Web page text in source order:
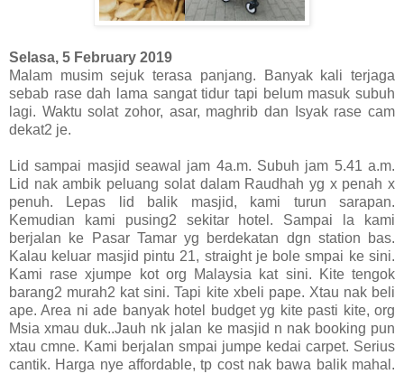
Selasa, 5 February 2019
Malam musim sejuk terasa panjang. Banyak kali terjaga
sebab rase dah lama sangat tidur tapi belum masuk subuh
lagi. Waktu solat zohor, asar, maghrib dan Isyak rase cam
dekat2 je.
Lid sampai masjid seawal jam 4a.m. Subuh jam 5.41 a.m.
Lid nak ambik peluang solat dalam Raudhah yg x penah x
penuh. Lepas lid balik masjid, kami turun sarapan.
Kemudian kami pusing2 sekitar hotel. Sampai la kami
berjalan ke Pasar Tamar yg berdekatan dgn station bas.
Kalau keluar masjid pintu 21, straight je bole smpai ke sini.
Kami rase xjumpe kot org Malaysia kat sini. Kite tengok
barang2 murah2 kat sini. Tapi kite xbeli pape. Xtau nak beli
ape. Area ni ade banyak hotel budget yg kite pasti kite, org
Msia xmau duk..Jauh nk jalan ke masjid n nak booking pun
xtau cmne. Kami berjalan smpai jumpe kedai carpet. Serius
cantik. Harga nye affordable, tp cost nak bawa balik mahal.